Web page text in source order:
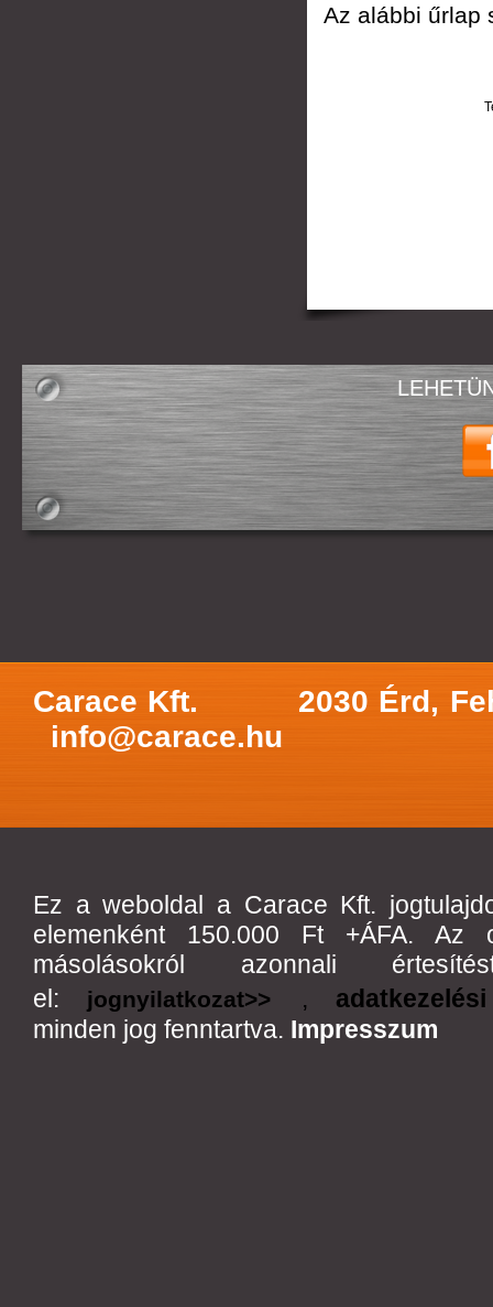
Az alábbi űrlap
Carace Kft.
2030 Érd,
info@carace.hu
Ez a weboldal a Carace Kft.
elemenként 150.000 Ft +ÁFA. Az
másolásokról azonnali
el: jognyilatkozat>> ,
minden jog fenntartva. Impresszum